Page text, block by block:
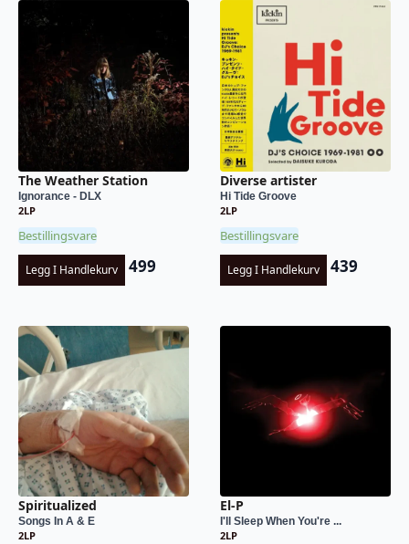
The Weather Station
Ignorance - DLX
2LP
Bestillingsvare
Legg I Handlekurv 499
Diverse artister
Hi Tide Groove
2LP
Bestillingsvare
Legg I Handlekurv 439
Spiritualized
Songs In A & E
2LP
El-P
I'll Sleep When You're ...
2LP